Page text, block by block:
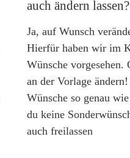
auch ändern lassen?
Ja, auf Wunsch
Hierfür haben wir im
Wünsche
an der Vorlage
Wünsche so genau
du keine
auch freilassen